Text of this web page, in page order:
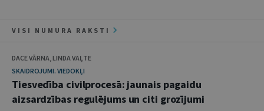
VISI NUMURA RAKSTI
DACE VĀRNA, LINDA VAĻTE
SKAIDROJUMI. VIEDOKĻI
Tiesvedība civilprocesā: jaunais pagaidu
aizsardzības regulējums un citi grozījumi